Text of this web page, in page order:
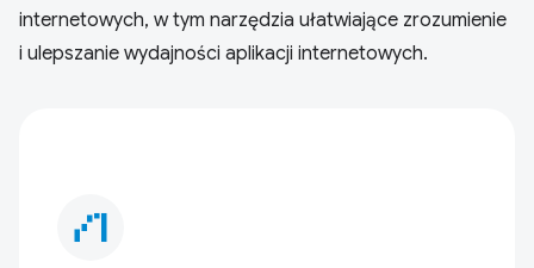
internetowych, w tym narzędzia ułatwiające zrozumienie
i ulepszanie wydajności aplikacji internetowych.
waterfall_chart